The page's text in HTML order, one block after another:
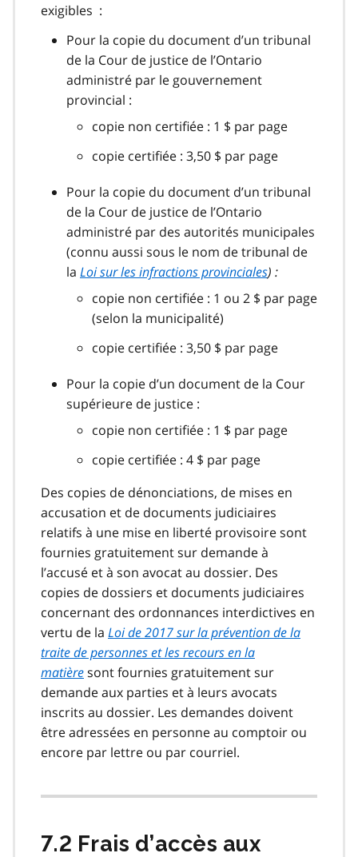
exigibles :
Pour la copie du document d’un tribunal
de la Cour de justice de l’Ontario
administré par le gouvernement
provincial :
copie non certifiée : 1 $ par page
copie certifiée : 3,50 $ par page
Pour la copie du document d’un tribunal
de la Cour de justice de l’Ontario
administré par des autorités municipales
(connu aussi sous le nom de tribunal de
la Loi sur les infractions provinciales) :
copie non certifiée : 1 ou 2 $ par page
(selon la municipalité)
copie certifiée : 3,50 $ par page
Pour la copie d’un document de la Cour
supérieure de justice :
copie non certifiée : 1 $ par page
copie certifiée : 4 $ par page
Des copies de dénonciations, de mises en
accusation et de documents judiciaires
relatifs à une mise en liberté provisoire sont
fournies gratuitement sur demande à
l’accusé et à son avocat au dossier. Des
copies de dossiers et documents judiciaires
concernant des ordonnances interdictives en
vertu de la Loi de 2017 sur la prévention de la
traite de personnes et les recours en la
matièresont fournies gratuitement sur
demande aux parties et à leurs avocats
inscrits au dossier. Les demandes doivent
être adressées en personne au comptoir ou
encore par lettre ou par courriel.
7.2 Frais d’accès aux